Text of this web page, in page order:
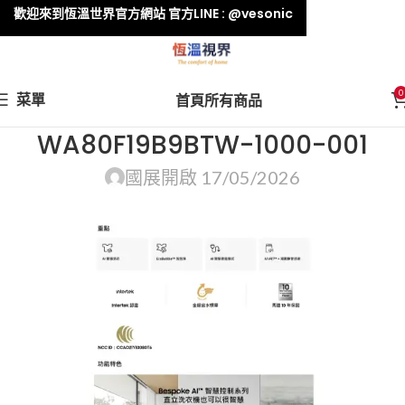
菜單 首頁所有商品 0
WA80F19B9BTW-1000-001
國展開啟 17/05/2026
歡迎來到恆溫世界官方網站 官方LINE : @vesonic